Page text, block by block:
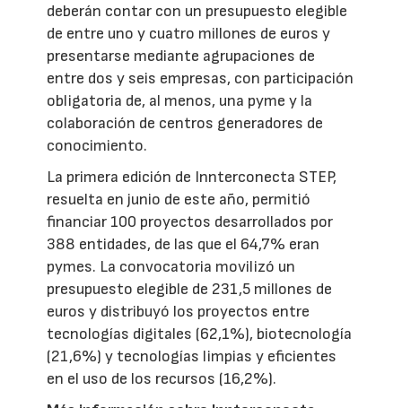
deberán contar con un presupuesto elegible
de entre uno y cuatro millones de euros y
presentarse mediante agrupaciones de
entre dos y seis empresas, con participación
obligatoria de, al menos, una pyme y la
colaboración de centros generadores de
conocimiento.
La primera edición de Innterconecta STEP,
resuelta en junio de este año, permitió
financiar 100 proyectos desarrollados por
388 entidades, de las que el 64,7% eran
pymes. La convocatoria movilizó un
presupuesto elegible de 231,5 millones de
euros y distribuyó los proyectos entre
tecnologías digitales (62,1%), biotecnología
(21,6%) y tecnologías limpias y eficientes
en el uso de los recursos (16,2%).